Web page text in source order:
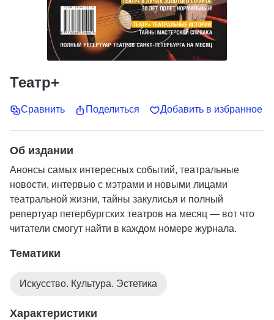
Театр+
Сравнить Поделиться Добавить в избранное
Об издании
Анонсы самых интересных событий, театральные
новости, интервью с мэтрами и новыми лицами
театральной жизни, тайны закулисья и полный
репертуар петербургских театров на месяц — вот что
читатели смогут найти в каждом номере журнала.
Тематики
Искусство. Культура. Эстетика
Характеристики